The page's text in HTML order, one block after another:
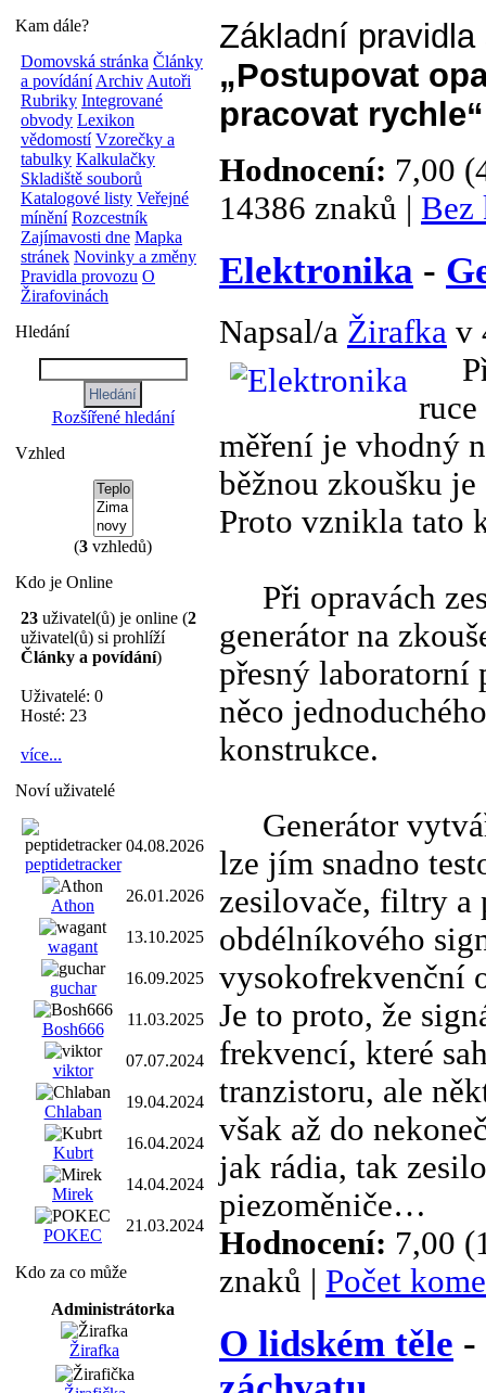
Kam dále?
Domovská stránka Články
a povídání Archiv Autoři
Rubriky Integrované
obvody Lexikon
vědomostí Vzorečky a
tabulky Kalkulačky
Skladiště souborů
Katalogové listy Veřejné
mínění Rozcestník
Zajímavosti dne Mapka
stránek Novinky a změny
Pravidla provozu O
Žirafovinách
Hledání
Rozšířené hledání
Vzhled
(3 vzhledů)
Kdo je Online
23 uživatel(ů) je online (2
uživatel(ů) si prohlíží
Články a povídání)
Uživatelé: 0
Hosté: 23
více...
Noví uživatelé
peptidetracker
04.08.2026
Athon
26.01.2026
wagant
13.10.2025
guchar
16.09.2025
Bosh666
11.03.2025
viktor
07.07.2024
Chlaban
19.04.2024
Kubrt
16.04.2024
Mirek
14.04.2024
POKEC
21.03.2024
Kdo za co může
Administrátorka
Žirafka
Základní
„Postupovat
pracovat rychle“
Hodnocení: 7,00
14386 znaků | Bez
Elektronika -
Napsal/a Žirafka v
Při
ruce
měření je vhodný
běžnou zkoušku je
Proto vznikla tato
Při opravách
generátor na
přesný laboratorní
něco
konstrukce.
Generátor
lze jím snadno
zesilovače, filtry a
obdélníkového
vysokofrekvenční
Je to proto, že
frekvencí, které
tranzistoru, ale
však až do
jak rádia, tak
piezoměniče…
Hodnocení: 7,00
znaků | Počet
O lidském těle -